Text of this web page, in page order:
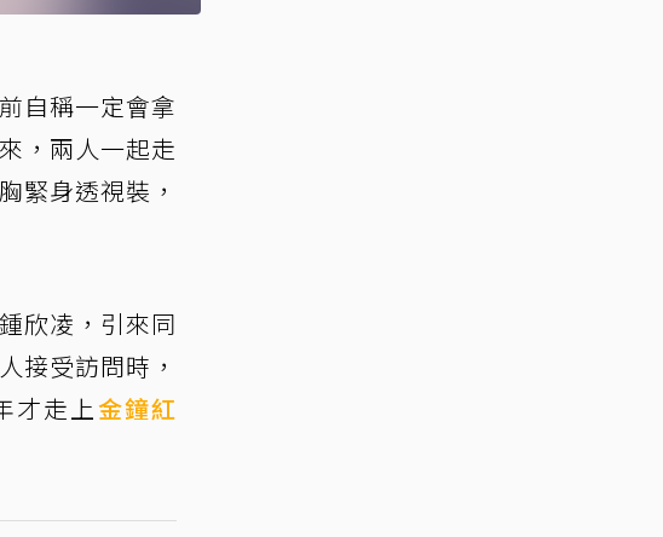
自稱一定會拿
，兩人一起走
緊身透視裝，
欣凌，引來同
接受訪問時，
才走上金鐘紅